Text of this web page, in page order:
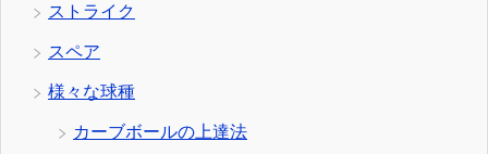
ストライク
スペア
様々な球種
カーブボールの上達法